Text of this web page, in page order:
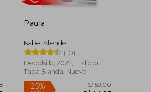
Paula
Isabel Allende
(10)
Debolsillo, 2022, 1 Edición,
Tapa Blanda, Nuevo